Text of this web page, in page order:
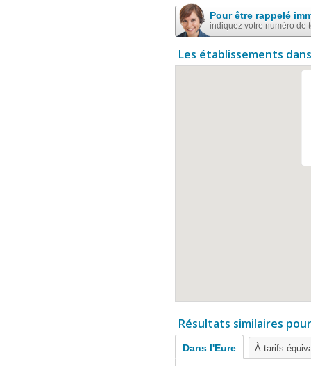
Pour être rappelé
indiquez votre numéro de
Les établissements
Résultats similaires
Dans l'Eure À tarifs